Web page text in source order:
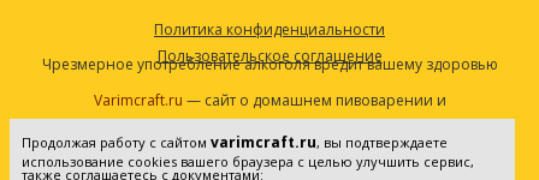
Политика конфиденциальности
Пользовательское соглашение
Чрезмерное употребление алкоголя вредит вашему здоровью
Varimcraft.ru — сайт о домашнем пивоварении и
самогоноварении.
Сетевое издание «Варимкрафт». Зарегистрировано в
Федеральной службе по надзору в сфере связи, информационных
Продолжая работу с сайтом varimcraft.ru, вы подтверждаете
использование cookies вашего браузера с целью улучшить сервис,
также соглашаетесь с документами: